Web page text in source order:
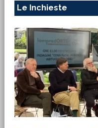
Le Inchieste